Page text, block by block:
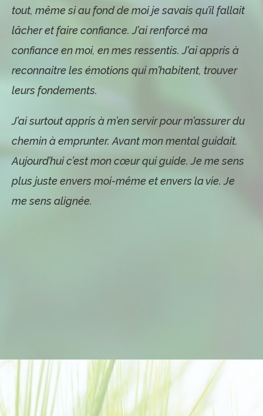
tout, même si au fond de moi je savais qu’il fallait
lâcher et faire confiance. J’ai renforcé ma
confiance en moi, en mes ressentis. J’ai appris à
reconnaitre les émotions qui m’habitent, trouver
leurs fondements.
J’ai surtout appris à m’en servir pour m’assurer du
chemin à emprunter. Avant mon mental guidait.
Aujourd’hui c’est mon cœur qui guide. Je me sens
plus juste envers moi-même et envers la vie. Je
me sens alignée.